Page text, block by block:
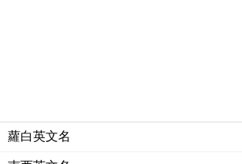
蘿白英文名